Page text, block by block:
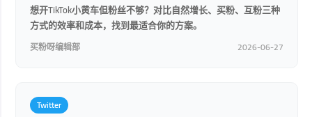
想开TikTok小黄车但粉丝不够？对比自然增长、买粉、互粉三种
方式的效率和成本，找到最适合你的方案。
买粉呀编辑部 2026-06-27
Twitter